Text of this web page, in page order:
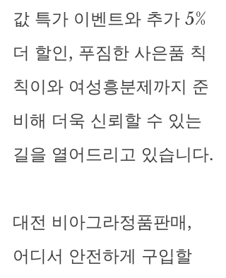
값 특가 이벤트와 추가 5%
더 할인, 푸짐한 사은품 칙
칙이와 여성흥분제까지 준
비해 더욱 신뢰할 수 있는
길을 열어드리고 있습니다.
대전 비아그라정품판매,
어디서 안전하게 구입할